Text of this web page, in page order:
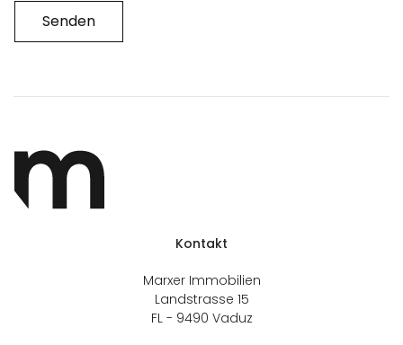
Senden
Kontakt
Marxer Immobilien
Landstrasse 15
FL - 9490 Vaduz